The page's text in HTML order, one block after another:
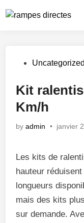
to
PostedUncategorized
Kit
Km/h
byadmin • janvier
Les kits de
hauteur
longueurs
mais des kits
sur demande.